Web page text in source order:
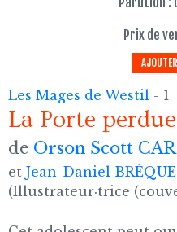
Prix de
Les Mages de Westil - 1
La Porte perdue
de Orson Scott
et Jean-Daniel BRÈQUE
(Illustrateur·trice